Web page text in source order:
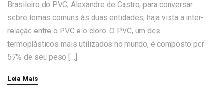
Brasileiro do PVC, Alexandre de Castro, para conversar
sobre temas comuns às duas entidades, haja vista a inter-
relação entre o PVC e o cloro. O PVC, um dos
termoplásticos mais utilizados no mundo, é composto por
57% de seu peso […]
Leia Mais